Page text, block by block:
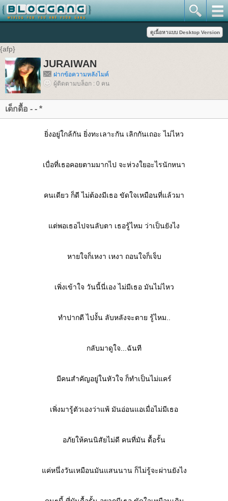
{afp}
JURAIWAN
ฝากข้อความหลังไมค์
ผู้ติดตามบล็อก : 0 คน
เด็กดื้อ - - *
ยิ่งอยู่ใกล้กัน ยิ่งทะเลาะกัน เลิกกันเถอะ ไม่ไหว
เบื่อที่เธอคอยตามมากไป จะห่วงใยอะไรนักหนา
คนเดียว ก็ดี ไม่ต้องมีเธอ ขัดใจเหมือนที่แล้วมา
แต่พอเธอไปจนลับตา เธอรู้ไหม ว่าเป็นยังไง
หายใจก็เหงา เหงา ถอนใจก็เจ็บ
เพิ่งเข้าใจ วันนี้นี่เอง ไม่มีเธอ มันไม่ไหว
ทำปากดี ไปงั้น ลับหลังจะตาย รู้ไหม..
กลับมาดูใจ...ฉันที
มีคนสำคัญอยู่ในหัวใจ ก็ทำเป็นไม่แคร์
เพิ่งมารู้ตัวเองว่าแพ้ มันอ่อนแอเมื่อไม่มีเธอ
อภัยให้คนนิสัยไม่ดี คนที่มัน ดื้อรั้น
แค่หนึ่งวันเหมือนมันแสนนาน ก็ไม่รู้จะผ่านยังไง